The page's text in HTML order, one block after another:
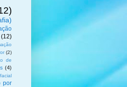
(12)
(2)
de
(4)
por